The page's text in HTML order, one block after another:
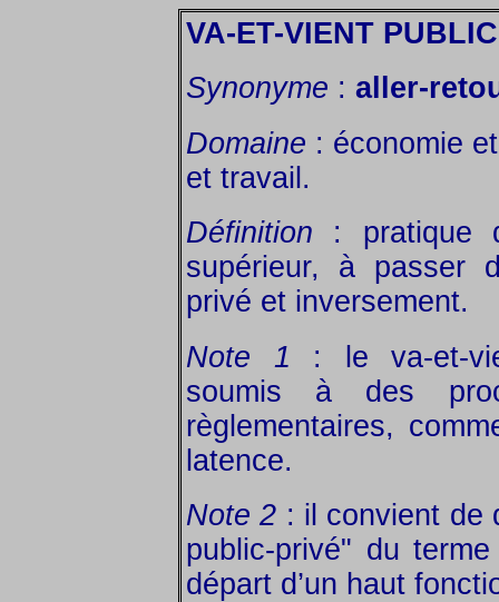
VA-ET-VIENT
Synonyme : aller-
Domaine : économie
et travail.
Définition : pratique
supérieur, à passer
privé et inversement.
Note 1 : le va-et-
soumis à des
règlementaires,
latence.
Note 2 : il convient de
public-privé" du
départ d’un haut